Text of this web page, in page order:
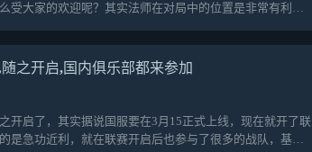
受大家的欢迎呢？其实法师在对局中的位置是非常有利
之开启,国内俱乐部都来参加
开启了，其实据说国服要在3月15正式上线，现在就开了联
是急功近利，就在联赛开启后也参与了很多的战队，基本